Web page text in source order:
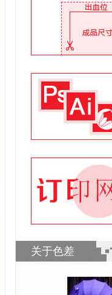
关于色差